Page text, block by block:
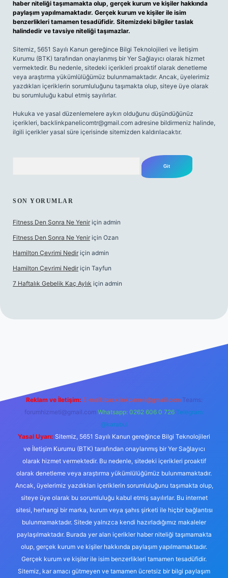
haber niteliği taşımamakta olup, gerçek kurum ve kişiler hakkında
paylaşım yapılmamaktadır. Gerçek kurum ve kişiler ile isim
benzerlikleri tamamen tesadüfidir. Sitemizdeki bilgiler taslak
halindedir ve tavsiye niteliği taşımazlar.
Sitemiz, 5651 Sayılı Kanun gereğince Bilgi Teknolojileri ve İletişim
Kurumu (BTK) tarafından onaylanmış bir Yer Sağlayıcı olarak hizmet
vermektedir. Bu nedenle, sitedeki içerikleri proaktif olarak denetleme
veya araştırma yükümlülüğümüz bulunmamaktadır. Ancak, üyelerimiz
yazdıkları içeriklerin sorumluluğunu taşımakta olup, siteye üye olarak
bu sorumluluğu kabul etmiş sayılırlar.
Hukuka ve yasal düzenlemelere aykırı olduğunu düşündüğünüz
içerikleri, backlinkpanelicomtr@gmail.com adresine bildirmeniz halinde,
ilgili içerikler yasal süre içerisinde sitemizden kaldırılacaktır.
SON YORUMLAR
Fitness Den Sonra Ne Yenir için admin
Fitness Den Sonra Ne Yenir için Ozan
Hamilton Çevrimi Nedir için admin
Hamilton Çevrimi Nedir için Tayfun
7 Haftalık Gebelik Kaç Aylık için admin
Reklam ve İletişim: E-mail: backlinkpaneli@gmail.com Teams:
forumhizmeti@gmail.com Whatsapp: 0262 606 0 726 Telegram:
@karabul
Yasal Uyarı: Sitemiz, 5651 Sayılı Kanun gereğince Bilgi Teknolojileri
ve İletişim Kurumu (BTK) tarafından onaylanmış bir Yer Sağlayıcı
olarak hizmet vermektedir. Bu nedenle, sitedeki içerikleri proaktif
olarak denetleme veya araştırma yükümlülüğümüz bulunmamaktadır.
Ancak, üyelerimiz yazdıkları içeriklerin sorumluluğunu taşımakta olup,
siteye üye olarak bu sorumluluğu kabul etmiş sayılırlar. Bu internet
sitesi, herhangi bir marka, kurum veya şahıs şirketi ile hiçbir bağlantısı
bulunmamaktadır. Sitede yalnızca kendi hazırladığımız makaleler
paylaşılmaktadır. Burada yer alan içerikler haber niteliği taşımamakta
olup, gerçek kurum ve kişiler hakkında paylaşım yapılmamaktadır.
Gerçek kurum ve kişiler ile isim benzerlikleri tamamen tesadüfidir.
Sitemiz, kar amacı gütmeyen ve tamamen ücretsiz bir bilgi paylaşım